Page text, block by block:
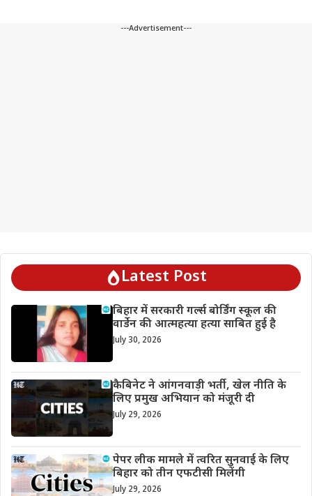
---Advertisement---
Latest Post
बिहार में सरकारी गर्ल्स बोर्डिंग स्कूल की
वार्डेन की आत्महत्या हत्या साबित हुई है
July 30, 2026
कैबिनेट ने आंगनवाड़ी भर्ती, खेल नीति के
लिए प्रमुख अभियान को मंजूरी दी
July 29, 2026
पेपर लीक मामले में त्वरित सुनवाई के लिए
बिहार को तीन एफटीसी मिलेंगी
July 29, 2026